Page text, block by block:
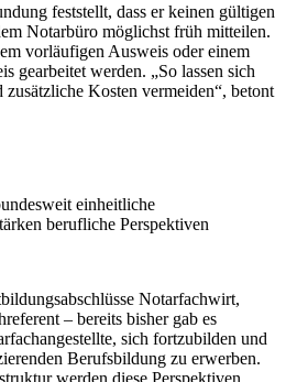
feststellt, dass er keinen gültigen
Notarbüro möglichst früh mitteilen.
vorläufigen Ausweis oder einem
gearbeitet werden. „So lassen sich
Kosten vermeiden“, betont
einheitliche
berufliche Perspektiven
Notarfachwirt,
– bereits bisher gab es
sich fortzubilden und
Berufsbildung zu erwerben.
werden diese Perspektiven